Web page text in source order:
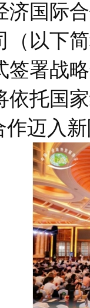
济国际
（以下
签署战
依托国
作迈入